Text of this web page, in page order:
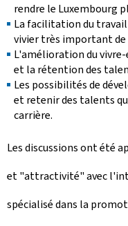
rendre le Luxembourg
La facilitation du
vivier très important
L'amélioration du
et la rétention des
Les possibilités de
et retenir des talents
carrière.
Les discussions ont été
et "attractivité" avec
spécialisé dans la